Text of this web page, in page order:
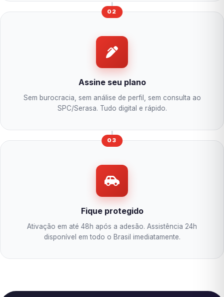
02
Assine seu plano
Sem burocracia, sem análise de perfil, sem consulta ao
SPC/Serasa. Tudo digital e rápido.
03
Fique protegido
Ativação em até 48h após a adesão. Assistência 24h
disponível em todo o Brasil imediatamente.